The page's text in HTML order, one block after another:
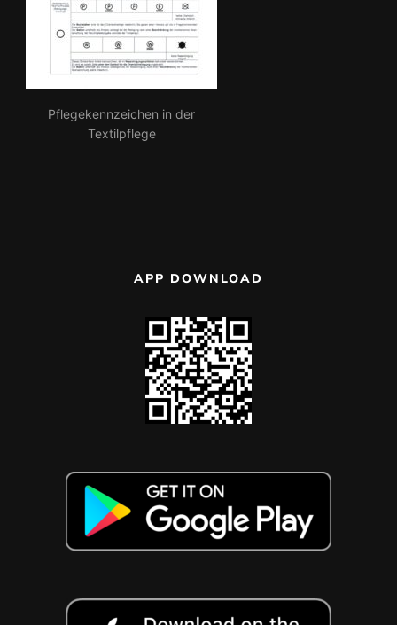
Pflegekennzeichen in der
Textilpflege
APP DOWNLOAD